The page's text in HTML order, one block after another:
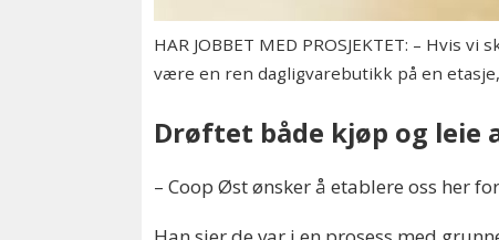
HAR JOBBET MED PROSJEKTET: –
være en ren dagligvarebutikk på en
Drøftet både kjøp og leie
– Coop Øst ønsker å etablere oss her